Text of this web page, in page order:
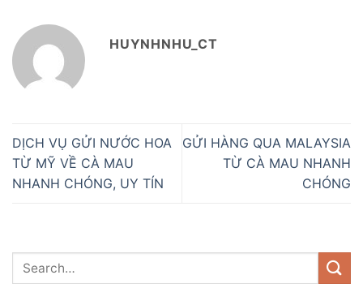
HUYNHNHU_CT
DỊCH VỤ GỬI NƯỚC HOA
TỪ MỸ VỀ CÀ MAU
NHANH CHÓNG, UY TÍN
GỬI HÀNG QUA MALAYSIA
TỪ CÀ MAU NHANH
CHÓNG